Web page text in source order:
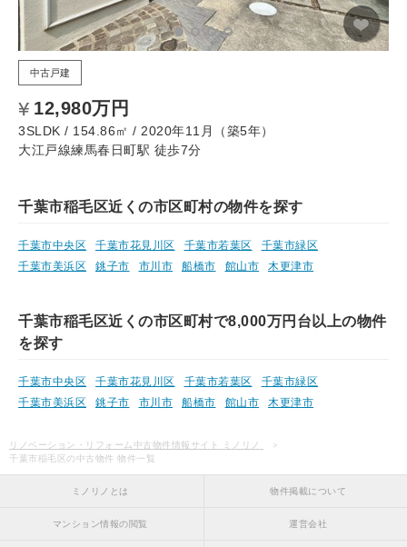
中古戸建
12,980万円
3SLDK / 154.86㎡ / 2020年11月（築5年）
大江戸線練馬春日町駅 徒歩7分
千葉市稲毛区近くの市区町村の物件を探す
千葉市中央区 千葉市花見川区 千葉市若葉区
千葉市緑区
千葉市美浜区
銚子市 市川市 船橋市 館山市 木更津市
千葉市稲毛区近くの市区町村で8,000万円台以上の物件
を探す
千葉市中央区 千葉市花見川区 千葉市若葉区
千葉市緑区
千葉市美浜区
銚子市 市川市 船橋市 館山市 木更津市
リノベーション・リフォーム中古物件情報サイト ミノリノ
千葉市稲毛区の中古物件 物件一覧
ミノリノとは 物件掲載について
マンション情報の閲覧 運営会社